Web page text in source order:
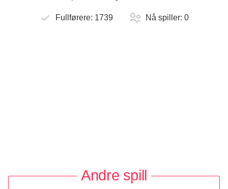
Fullførere: 1739 Nå spiller: 0
Andre spill